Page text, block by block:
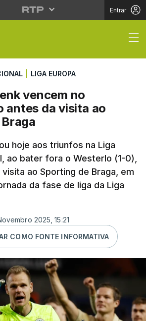
Entrar
Genk
LIGA EUROPA
vencem no
antes da visita ao
hoje aos triunfos na Liga
ao bater fora o Westerlo (1-0),
ao Sporting de Braga, em
da fase de liga da Liga
2025, 15:21
COMO FONTE INFORMATIVA